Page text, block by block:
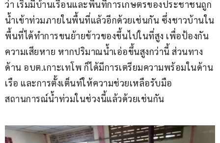
ว่า เริ่มมีบ้านเรือนและพื้นที่การเกษตรของประชาชนถูก
น้ำเข้าท่วมภายในพื้นที่แล้วอีกด้วยเช่นกัน ซึ่งชาวบ้านใน
พื้นที่ได้ทำการขนย้ายข้าวของขึ้นไปในที่สูง เพื่อป้องกัน
ความเสียหาย หากปริมาณน้ำเอ่อขึ้นสูงกว่านี้ ส่วนทาง
ด้าน อบต.เกาะเทโพ ก็ได้มีการเตรียมความพร้อมในด้าน
เรือ และการตั้งเต็นท์ให้ความช่วยเหลือรับมือ
สถานการณ์น้ำท่วมในช่วงนี้แล้วด้วยเช่นกัน